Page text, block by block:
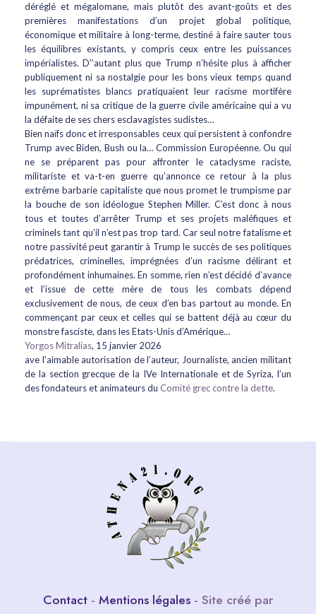
déréglé et mégalomane, mais plutôt des avant-goûts et des
premières manifestations d’un projet global politique,
économique et militaire à long-terme, destiné à faire sauter tous
les équilibres existants, y compris ceux entre les puissances
impérialistes. D'’autant plus que Trump n’hésite plus à afficher
publiquement ni sa nostalgie pour les bons vieux temps quand
les suprématistes blancs pratiquaient leur racisme mortifère
impunément, ni sa critique de la guerre civile américaine qui a vu
la défaite de ses chers esclavagistes sudistes…
Bien naïfs donc et irresponsables ceux qui persistent à confondre
Trump avec Biden, Bush ou la… Commission Européenne. Ou qui
ne se préparent pas pour affronter le cataclysme raciste,
militariste et va-t-en guerre qu’annonce ce retour à la plus
extrême barbarie capitaliste que nous promet le trumpisme par
la bouche de son idéologue Stephen Miller. C’est donc à nous
tous et toutes d’arrêter Trump et ses projets maléfiques et
criminels tant qu’il n’est pas trop tard. Car seul notre fatalisme et
notre passivité peut garantir à Trump le succès de ses politiques
prédatrices, criminelles, imprégnées d’un racisme délirant et
profondément inhumaines. En somme, rien n’est décidé d’avance
et l’issue de cette mère de tous les combats dépend
exclusivement de nous, de ceux d’en bas partout au monde. En
commençant par ceux et celles qui se battent déjà au cœur du
monstre fasciste, dans les Etats-Unis d’Amérique…
Yorgos Mitralias, 15 janvier 2026
ave l'aimable autorisation de l’auteur, Journaliste, ancien militant
de la section grecque de la IVe Internationale et de Syriza, l’un
des fondateurs et animateurs du Comité grec contre la dette.
Contact - Mentions légales - Site créé par